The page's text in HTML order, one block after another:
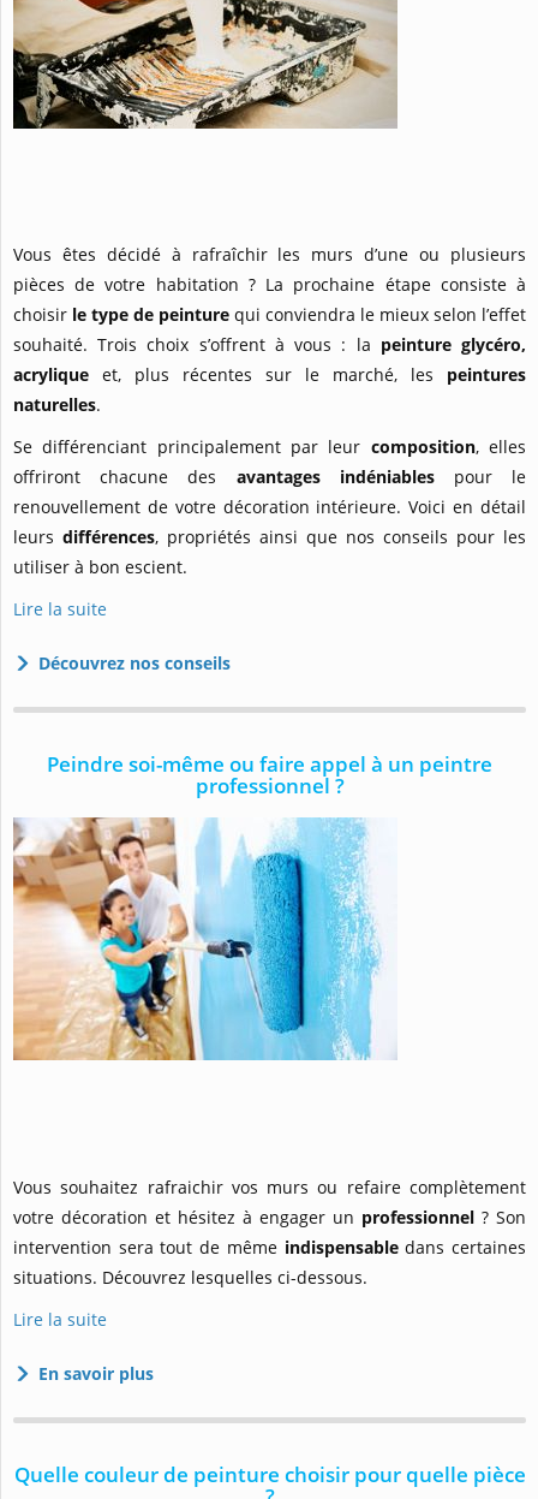
Vous êtes décidé à rafraîchir les murs d’une ou plusieurs
pièces de votre habitation ? La prochaine étape consiste à
choisir le type de peinture qui conviendra le mieux selon l’effet
souhaité. Trois choix s’offrent à vous : la peinture glycéro,
acrylique et, plus récentes sur le marché, les peintures
naturelles.
Se différenciant principalement par leur composition, elles
offriront chacune des avantages indéniablespour le
renouvellement de votre décoration intérieure. Voici en détail
leurs différences, propriétés ainsi que nos conseils pour les
utiliser à bon escient.
Lire la suite
Découvrez nos conseils
Peindre soi-même ou faire appel à un peintre
professionnel ?
Vous souhaitez rafraichir vos murs ou refaire complètement
votre décoration et hésitez à engager un professionnel ? Son
intervention sera tout de même indispensabledans certaines
situations. Découvrez lesquelles ci-dessous.
Lire la suite
En savoir plus
Quelle couleur de peinture choisir pour quelle pièce